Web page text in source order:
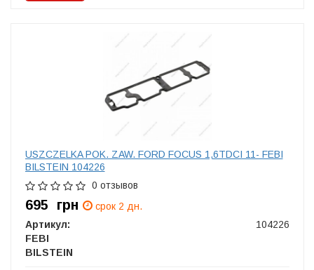
USZCZELKA POK. ZAW. FORD FOCUS 1,6TDCI 11- FEBI
BILSTEIN 104226
0 отзывов
695 грн
срок 2 дн.
Артикул:
104226
FEBI
BILSTEIN